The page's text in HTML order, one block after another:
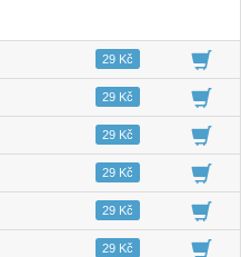
04:0329 Kč
03:0429 Kč
04:0229 Kč
03:1529 Kč
04:1829 Kč
04:1329 Kč